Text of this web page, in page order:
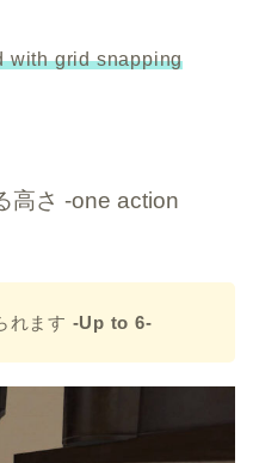
with grid snapping
高さ -one action
れます -Up to 6-